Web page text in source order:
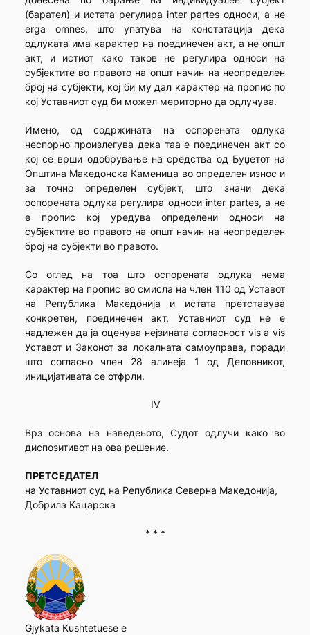
(барател) и истата регулира inter partes односи, а не
erga omnes, што упатува на констатација дека
одлуката има карактер на поединечен акт, а не општ
акт, и истиот како таков не регулира односи на
субјектите во правото на општ начин на неопределен
број на субјекти, кој би му дал карактер на пропис по
кој Уставниот суд би можел мериторно да одлучува.
Имено, од содржината на оспорената одлука
неспорно произлегува дека таа е поединечен акт со
кој се врши одобрување на средства од Буџетот на
Општина Македонска Каменица во определен износ и
за точно определен субјект, што значи дека
оспорената одлука регулира односи inter partes, а не
е пропис кој уредува определени односи на
субјектите во правото на општ начин на неопределен
број на субјекти во правото.
Со оглед на тоа што оспорената одлука нема
карактер на пропис во смисла на член 110 од Уставот
на Република Македонија и истата претставува
конкретен, поединечен акт, Уставниот суд не е
надлежен да ја оценува нејзината согласност vis a vis
Уставот и Законот за локалната самоуправа, поради
што согласно член 28 алинеја 1 од Деловникот,
иницијативата се отфрли.
IV
Врз основа на наведеното, Судот одлучи како во
диспозитивот на ова решение.
ПРЕТСЕДАТЕЛ
на Уставниот суд на Република Северна Македонија,
Добрила Кацарска
* * *
Gjykata Kushtetuese e